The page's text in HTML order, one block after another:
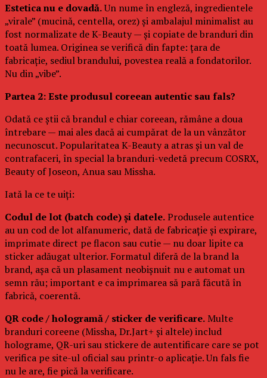
Estetica nu e dovadă.Un nume în engleză, ingredientele
„virale” (mucină, centella, orez) și ambalajul minimalist au
fost normalizate de K-Beauty — și copiate de branduri din
toată lumea. Originea se verifică din fapte: țara de
fabricație, sediul brandului, povestea reală a fondatorilor.
Nu din „vibe”.
Partea 2: Este produsul coreean autentic sau fals?
Odată ce știi că brandul e chiar coreean, rămâne a doua
întrebare — mai ales dacă ai cumpărat de la un vânzător
necunoscut. Popularitatea K-Beauty a atras și un val de
contrafaceri, în special la branduri-vedetă precum COSRX,
Beauty of Joseon, Anua sau Missha.
Iată la ce te uiți:
Codul de lot (batch code) și datele.Produsele autentice
au un cod de lot alfanumeric, dată de fabricație și expirare,
imprimate direct pe flacon sau cutie — nu doar lipite ca
sticker adăugat ulterior. Formatul diferă de la brand la
brand, așa că un plasament neobișnuit nu e automat un
semn rău; important e ca imprimarea să pară făcută în
fabrică, coerentă.
QR code / hologramă / sticker de verificare.Multe
branduri coreene (Missha, Dr.Jart+ și altele) includ
holograme, QR-uri sau stickere de autentificare care se pot
verifica pe site-ul oficial sau printr-o aplicație. Un fals fie
nu le are, fie pică la verificare.